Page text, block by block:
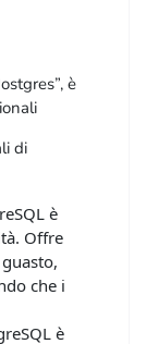
è
dei
e
di
è
Offre
che i
è